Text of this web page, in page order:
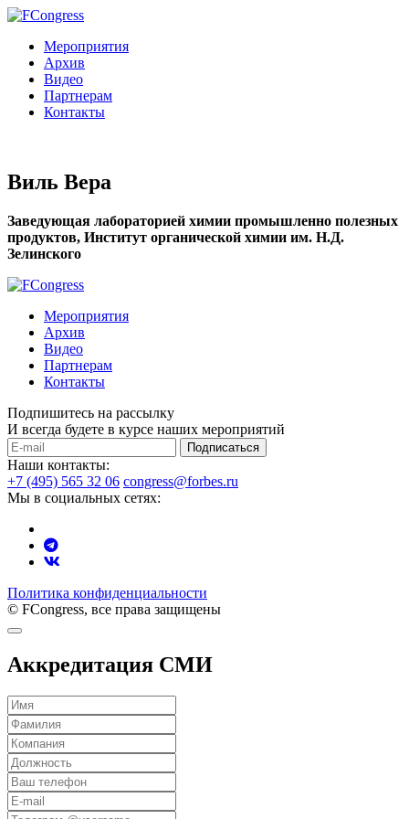
Мероприятия
Архив
Видео
Партнерам
Контакты
Виль Вера
Заведующая лабораторией химии промышленно полезных
продуктов, Институт органической химии им. Н.Д.
Зелинского
Мероприятия
Архив
Видео
Партнерам
Контакты
Подпишитесь на рассылку
И всегда будете в курсе наших мероприятий
Подписаться
Наши контакты:
+7 (495) 565 32 06 congress@forbes.ru
Мы в социальных сетях:
Политика конфиденциальности
© FCongress, все права защищены
Аккредитация СМИ